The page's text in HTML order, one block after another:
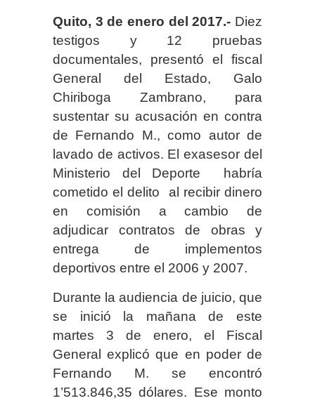
Quito, 3 de enero del 2017.- Diez
testigos y 12 pruebas
documentales, presentó el fiscal
General del Estado, Galo
Chiriboga Zambrano, para
sustentar su acusación en contra
de Fernando M., como autor de
lavado de activos. El exasesor del
Ministerio del Deporte habría
cometido el delito al recibir dinero
en comisión a cambio de
adjudicar contratos de obras y
entrega de implementos
deportivos entre el 2006 y 2007.
Durante la audiencia de juicio, que
se inició la mañana de este
martes 3 de enero, el Fiscal
General explicó que en poder de
Fernando M. se encontró
1’513.846,35 dólares. Ese monto